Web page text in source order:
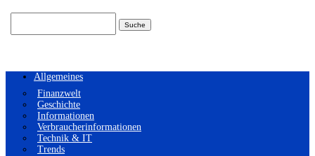
Allgemeines
Finanzwelt
Geschichte
Informationen
Verbraucherinformationen
Technik & IT
Trends